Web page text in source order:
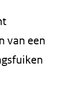
van een